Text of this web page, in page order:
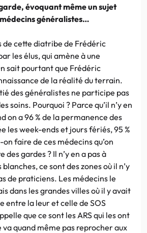
évoquant même un sujet
généralistes…
de cette diatribe de Frédéric
les élus, qui amène à une
sait pourtant que Frédéric
de la réalité du terrain.
des généralistes ne participe pas
soins. Pourquoi ? Parce qu’il n’y en
on a 96 % de la permanence des
les week-ends et jours fériés, 95 %
faire de ces médecins qu’on
gardes ? Il n’y en a pas à
ce sont des zones où il n’y
de praticiens. Les médecins le
dans les grandes villes où il y avait
entre la leur et celle de SOS
que ce sont les ARS qui les ont
quand même pas reprocher aux